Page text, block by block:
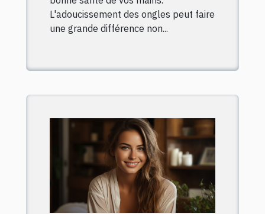
L'adoucissement des ongles peut faire
une grande différence non...